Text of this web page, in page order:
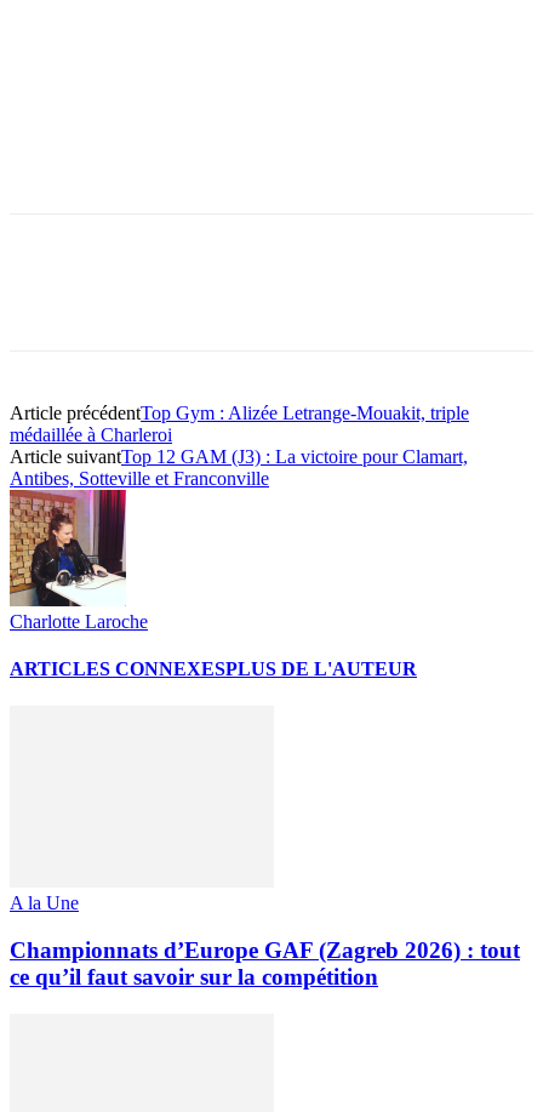
Article précédentTop Gym : Alizée Letrange-Mouakit, triple
médaillée à Charleroi
Article suivantTop 12 GAM (J3) : La victoire pour Clamart,
Antibes, Sotteville et Franconville
Charlotte Laroche
ARTICLES CONNEXESPLUS DE L'AUTEUR
A la Une
Championnats d’Europe GAF (Zagreb 2026) : tout
ce qu’il faut savoir sur la compétition